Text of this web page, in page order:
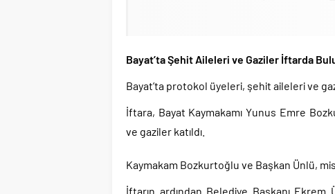
Bayat’ta Şehit Aileleri ve Gaziler İftarda
Bayat’ta protokol üyeleri, şehit aileleri ve
İftara, Bayat Kaymakamı Yunus Emre
ve gaziler katıldı.
Kaymakam Bozkurtoğlu ve Başkan Ünlü,
İftarın ardından Belediye Başkanı Ekrem